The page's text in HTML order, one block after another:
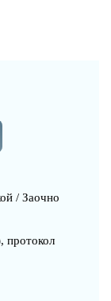
/ Заочно
протокол